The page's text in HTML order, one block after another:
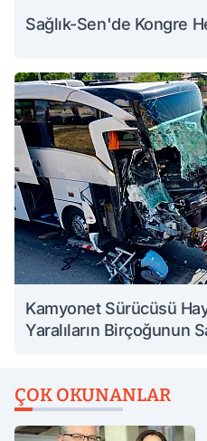
Sağlık-Sen'de Kongre
Kamyonet Sürücüsü
Yaralıların Birçoğunun
ÇOK OKUNANLAR